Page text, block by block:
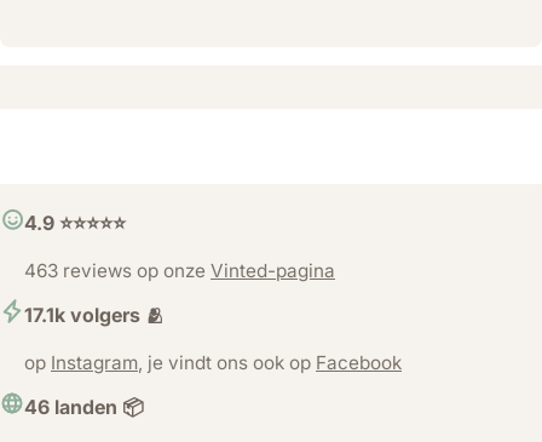
4.9 ⭐️⭐️⭐️⭐️⭐️
463 reviews op onze Vinted-pagina
17.1k volgers 🫂
op Instagram, je vindt ons ook op Facebook
46 landen 📦